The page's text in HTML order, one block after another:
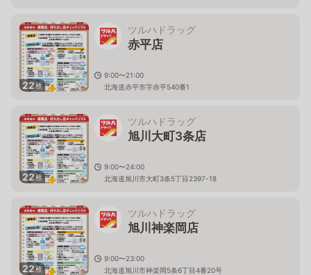
22枚
ツルハドラッグ
赤平店
9:00〜21:00
北海道赤平市字赤平540番1
22枚
ツルハドラッグ
旭川大町3条店
9:00〜24:00
北海道旭川市大町3条5丁目2397-18
22枚
ツルハドラッグ
旭川神楽岡店
9:00〜23:00
北海道旭川市神楽岡5条6丁目4番20号